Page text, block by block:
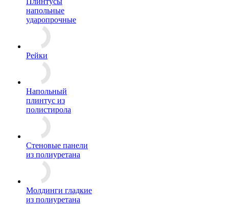
напольные
ударопрочные
Рейки
Напольный
плинтус из
полистирола
Стеновые панели
из полиуретана
Молдинги гладкие
из полиуретана